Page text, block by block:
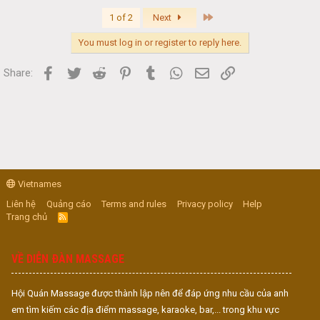
1 of 2 Next
You must log in or register to reply here.
Share: Facebook
Twitter Reddit PinterestTumblr WhatsApp
Email
Vietnames
Liên hệ
Quảng cáo Terms and rules Privacy policy
Help
Trang chủ
R
S
VỀ DIỄN ĐÀN MASSAGE
Hội Quán Massage được thành lập nên để đáp ứng nhu cầu của anh
em tìm kiếm các địa điểm massage, karaoke, bar,... trong khu vực